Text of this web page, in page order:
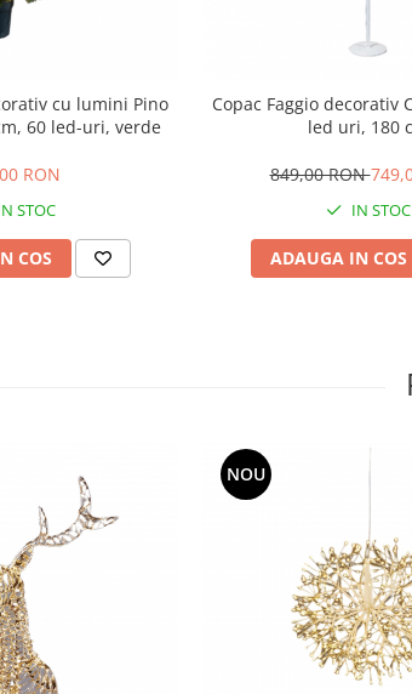
cu lumini Pino
60 led-uri, verde
RON
STOC
COS
Copac Faggio decorativ
led uri, 180
849,00 RON
IN STOC
ADAUGA IN COS
NOU